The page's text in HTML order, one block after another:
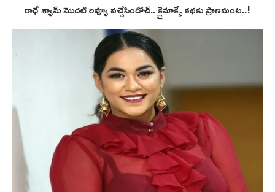
రాధే శ్యామ్ మొదటి రివ్యూ వచ్చేసిందోచ్.. క్లైమాక్సే కథకు ప్రాణమంట..!